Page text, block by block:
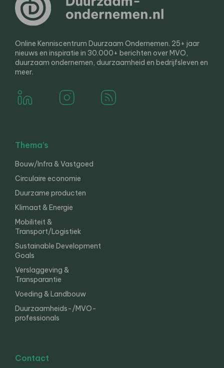
Online Kenniscentrum Duurzaam Ondernemen. 25+ jaar
nieuws en inspiratie in 30.000+ berichten over MVO,
duurzaam ondernemen, duurzaamheid en bedrijfsleven en
meer.
Thema’s
Bouw/Infra & Vastgoed
Circulaire economie
Duurzame producten
Klimaat & Energie
Mobiliteit &
Transport/Logistiek
Sustainable Development
Goals
Verslaggeving &
Transparantie
Voeding & Landbouw
Duurzaamheids-/MVO-
professionals
Contact